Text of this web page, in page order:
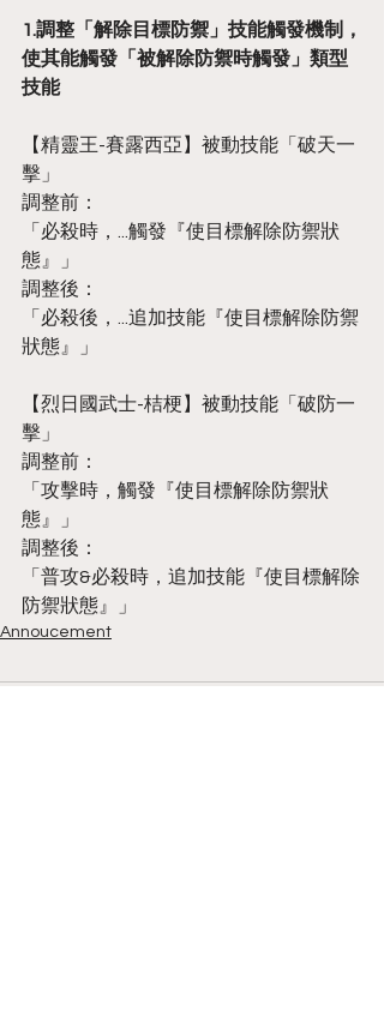
1.調整「解除目標防禦」技能觸發機制，
使其能觸發「被解除防禦時觸發」類型
技能
【精靈王-賽露西亞】被動技能「破天一
擊」
調整前：
「必殺時，...觸發『使目標解除防禦狀
態』」
調整後：
「必殺後，...追加技能『使目標解除防禦
狀態』」
【烈日國武士-桔梗】被動技能「破防一
擊」
調整前：
「攻擊時，觸發『使目標解除防禦狀
態』」
調整後：
「普攻&必殺時，追加技能『使目標解除
防禦狀態』」
Annoucement